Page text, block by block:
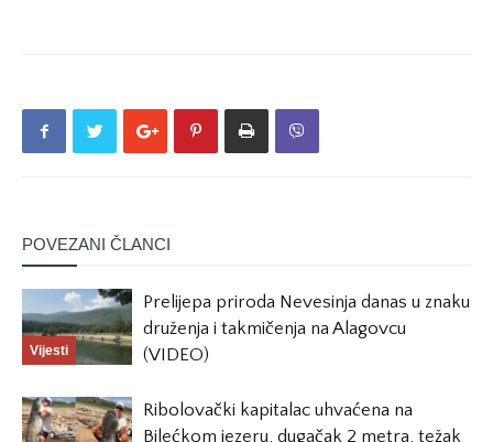
POVEZANI ČLANCI
Vijesti
Prelijepa priroda Nevesinja danas u znaku
druženja i takmičenja na Alagovcu
(VIDEO)
Ribolovački kapitalac uhvaćena na
Bilećkom jezeru, dugačak 2 metra, težak